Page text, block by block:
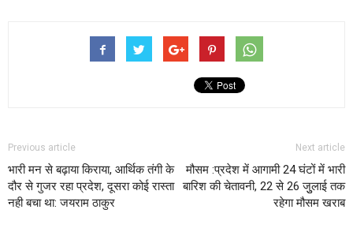
Previous article
भारी मन से बढ़ाया किराया, आर्थिक तंगी के
दौर से गुजर रहा प्रदेश, दूसरा कोई रास्ता
नही बचा था: जयराम ठाकुर
Next article
मौसम :प्रदेश में आगामी 24 घंटों में भारी
बारिश की चेतावनी, 22 से 26 जुुलाई तक
रहेगा मौसम खराब